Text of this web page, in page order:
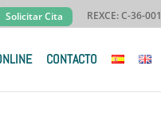
Solicitar Cita REXCE: C-36-
CONTACTO